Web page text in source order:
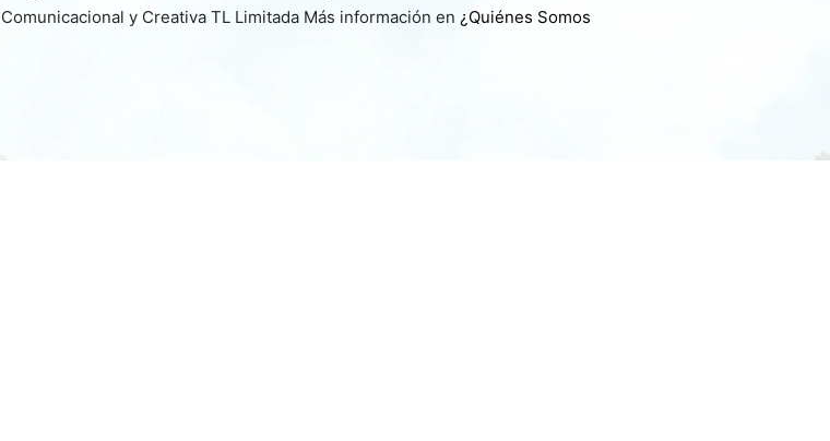
y Creativa TL Limitada Más información en ¿Quiénes Somos